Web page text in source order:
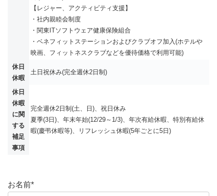
【レジャー、アクティビティ支援】
・社内親睦会制度
・関東ITソフトウェア健康保険組合
・ベネフィットステーションおよびクラブオフ加入(ホテルや
映画、フィットネスクラブなどを優待価格で利用可能)
休日
休暇
土日祝休み(完全週休2日制)
休日
休暇
に関
する
補足
事項
完全週休2日制(土、日)、祝日休み
夏季(3日)、年末年始(12/29～1/3)、年次有給休暇、特別有給休
暇(慶弔休暇等)、リフレッシュ休暇(5年ごとに5日)
お名前*